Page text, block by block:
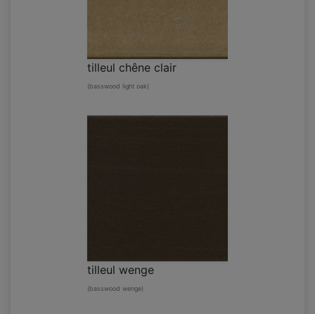
tilleul chêne clair
(basswood light oak)
tilleul wenge
(basswood wenge)